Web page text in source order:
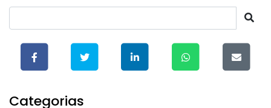
Categorias